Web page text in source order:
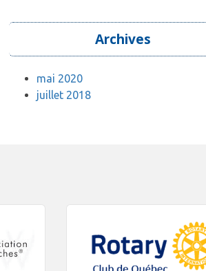
Archives
mai 2020
juillet 2018